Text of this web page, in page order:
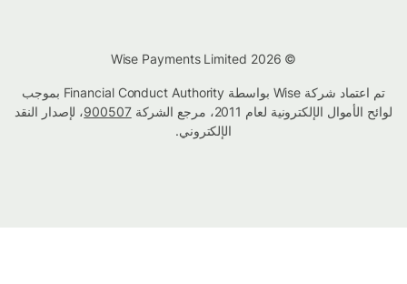
تم اعتماد شركة Wise بواسطة Financial Conduct Authority بموجب
لوائح الأموال الإلكترونية لعام 2011، مرجع الشركة
900507، لإصدار النقد
الإلكتروني.